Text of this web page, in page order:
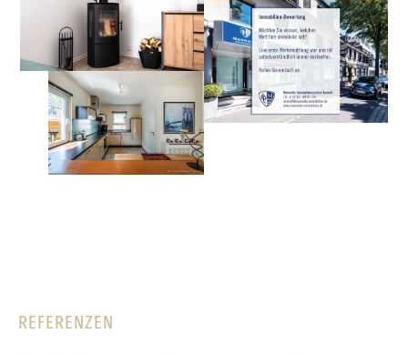
REFERENZEN